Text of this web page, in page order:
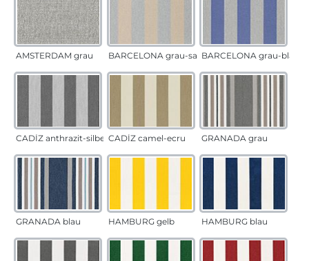
AMSTERDAM grau BARCELONA grau-sandBARCELONA grau-blau
CADÍZ anthrazit-silber CADÍZ camel-ecru GRANADA grau
GRANADA blau HAMBURG gelb HAMBURG blau